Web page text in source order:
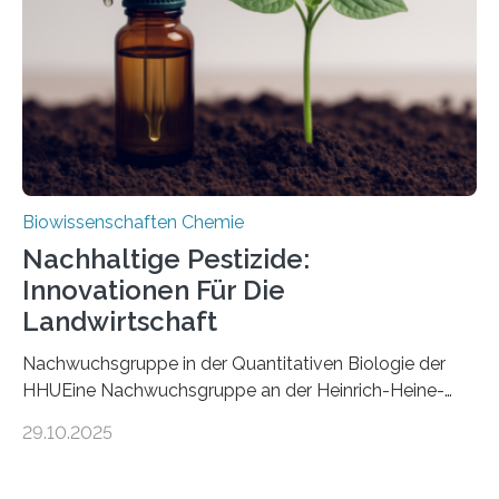
fossile Nachweis einer Stechmückenlarve in Bernstein
stellt gleichzeitig den ersten Fossilfund einer
Mückenlarve aus dem Mesozoikum dar, denn…
Biowissenschaften Chemie
Nachhaltige Pestizide:
Innovationen Für Die
Landwirtschaft
Nachwuchsgruppe in der Quantitativen Biologie der
HHUEine Nachwuchsgruppe an der Heinrich-Heine-
fünf Jahren erforschen, wie Bakterien auf
29.10.2025